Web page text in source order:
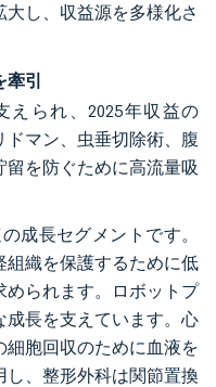
し、収益源を多様化さ
牽引
えられ、2025年収益の
ドマン、虫垂切除術、腹
を防ぐために高流量吸
成長セグメントです。
織を保護するために低
められます。ロボットプ
成長を支えています。心
胞回収のために血液を
、整形外科は関節置換